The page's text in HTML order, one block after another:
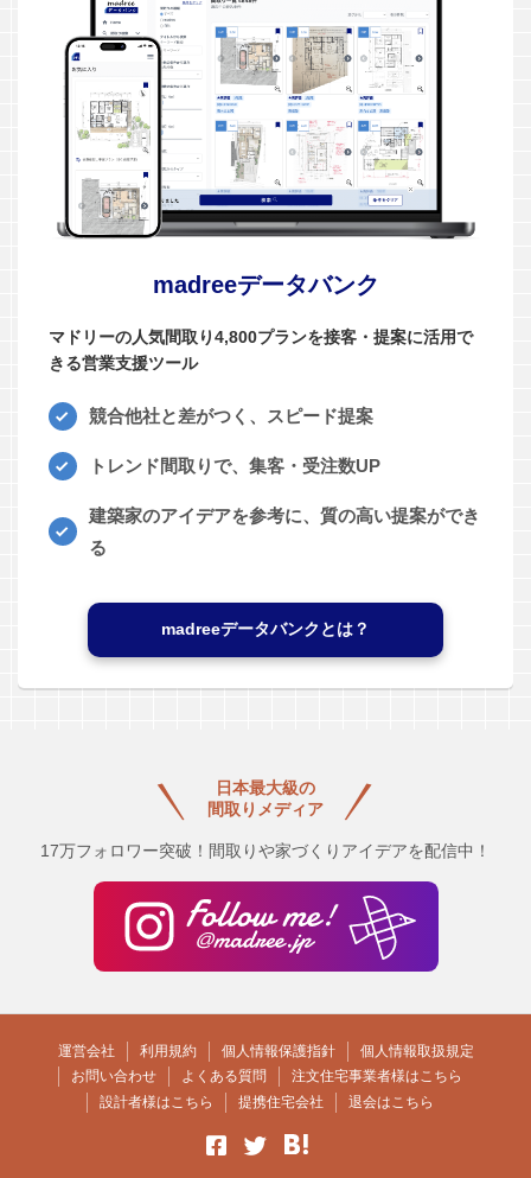
madreeデータバンク
マドリーの人気間取り4,800プランを接客・提案に活用で
きる営業支援ツール
競合他社と差がつく、スピード提案
トレンド間取りで、集客・受注数UP
建築家のアイデアを参考に、質の高い提案ができ
る
madreeデータバンクとは？
日本最大級の
間取りメディア
17万フォロワー突破！間取りや家づくりアイデアを配信中！
運営会社 利用規約 個人情報保護指針
個人情報取扱規定
お問い合わせ
よくある質問
注文住宅事業者様はこちら
設計者様はこちら
提携住宅会社 退会はこちら